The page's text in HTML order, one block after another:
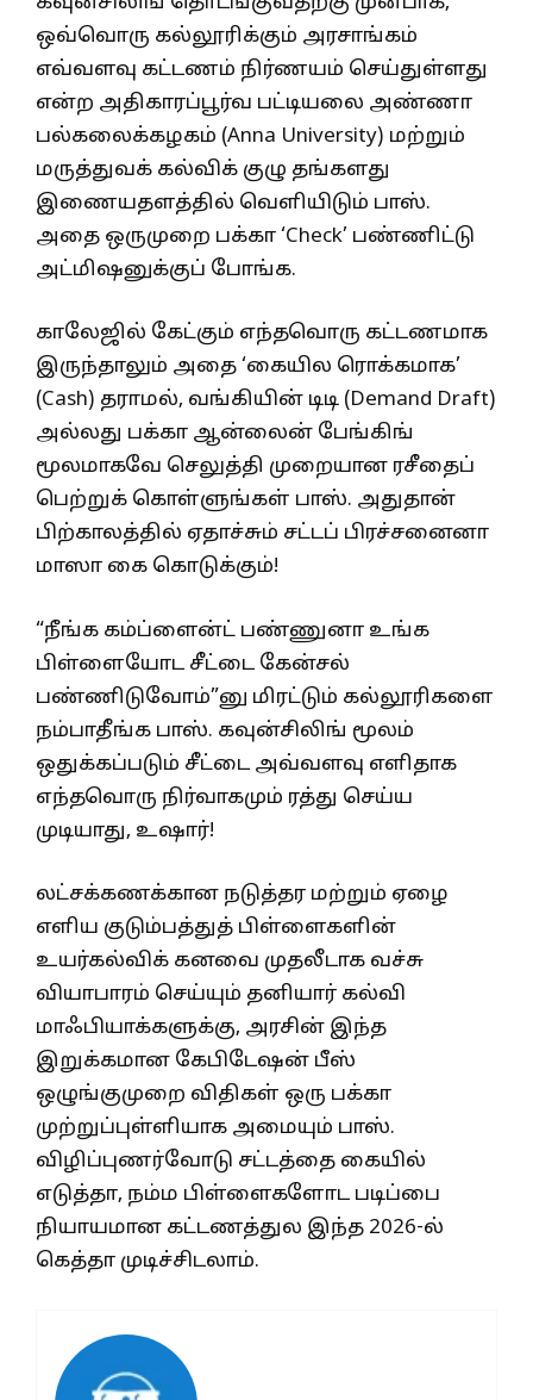
ஒவ்வொரு கல்லூரிக்கும் அரசாங்கம்
எவ்வளவு கட்டணம் நிர்ணயம் செய்துள்ளது
என்ற அதிகாரப்பூர்வ பட்டியலை அண்ணா
பல்கலைக்கழகம் (Anna University) மற்றும்
மருத்துவக் கல்விக் குழு தங்களது
இணையதளத்தில் வெளியிடும் பாஸ்.
அதை ஒருமுறை பக்கா ‘Check’ பண்ணிட்டு
அட்மிஷனுக்குப் போங்க.
காலேஜில் கேட்கும் எந்தவொரு கட்டணமாக
இருந்தாலும் அதை ‘கையில ரொக்கமாக’
(Cash) தராமல், வங்கியின் டிடி (Demand Draft)
அல்லது பக்கா ஆன்லைன் பேங்கிங்
மூலமாகவே செலுத்தி முறையான ரசீதைப்
பெற்றுக் கொள்ளுங்கள் பாஸ். அதுதான்
பிற்காலத்தில் ஏதாச்சும் சட்டப் பிரச்சனைனா
மாஸா கை கொடுக்கும்!
“நீங்க கம்ப்ளைன்ட் பண்ணுனா உங்க
பிள்ளையோட சீட்டை கேன்சல்
பண்ணிடுவோம்”னு மிரட்டும் கல்லூரிகளை
நம்பாதீங்க பாஸ். கவுன்சிலிங் மூலம்
ஒதுக்கப்படும் சீட்டை அவ்வளவு எளிதாக
எந்தவொரு நிர்வாகமும் ரத்து செய்ய
முடியாது, உஷார்!
லட்சக்கணக்கான நடுத்தர மற்றும் ஏழை
எளிய குடும்பத்துத் பிள்ளைகளின்
உயர்கல்விக் கனவை முதலீடாக வச்சு
வியாபாரம் செய்யும் தனியார் கல்வி
மாஃபியாக்களுக்கு, அரசின் இந்த
இறுக்கமான கேபிடேஷன் பீஸ்
ஒழுங்குமுறை விதிகள் ஒரு பக்கா
முற்றுப்புள்ளியாக அமையும் பாஸ்.
விழிப்புணர்வோடு சட்டத்தை கையில்
எடுத்தா, நம்ம பிள்ளைகளோட படிப்பை
நியாயமான கட்டணத்துல இந்த 2026-ல்
கெத்தா முடிச்சிடலாம்.